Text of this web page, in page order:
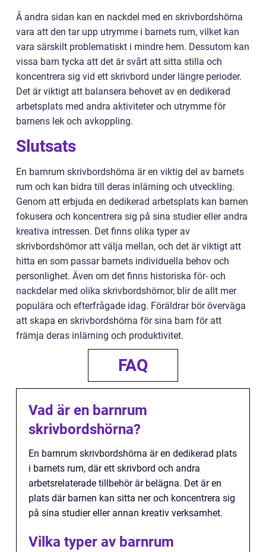
Å andra sidan kan en nackdel med en skrivbordshörna
vara att den tar upp utrymme i barnets rum, vilket kan
vara särskilt problematiskt i mindre hem. Dessutom kan
vissa barn tycka att det är svårt att sitta stilla och
koncentrera sig vid ett skrivbord under längre perioder.
Det är viktigt att balansera behovet av en dedikerad
arbetsplats med andra aktiviteter och utrymme för
barnens lek och avkoppling.
Slutsats
En barnrum skrivbordshörna är en viktig del av barnets
rum och kan bidra till deras inlärning och utveckling.
Genom att erbjuda en dedikerad arbetsplats kan barnen
fokusera och koncentrera sig på sina studier eller andra
kreativa intressen. Det finns olika typer av
skrivbordshörnor att välja mellan, och det är viktigt att
hitta en som passar barnets individuella behov och
personlighet. Även om det finns historiska för- och
nackdelar med olika skrivbordshörnor, blir de allt mer
populära och efterfrågade idag. Föräldrar bör överväga
att skapa en skrivbordshörna för sina barn för att
främja deras inlärning och produktivitet.
FAQ
Vad är en barnrum
skrivbordshörna?
En barnrum skrivbordshörna är en dedikerad plats
i barnets rum, där ett skrivbord och andra
arbetsrelaterade tillbehör är belägna. Det är en
plats där barnen kan sitta ner och koncentrera sig
på sina studier eller annan kreativ verksamhet.
Vilka typer av barnrum